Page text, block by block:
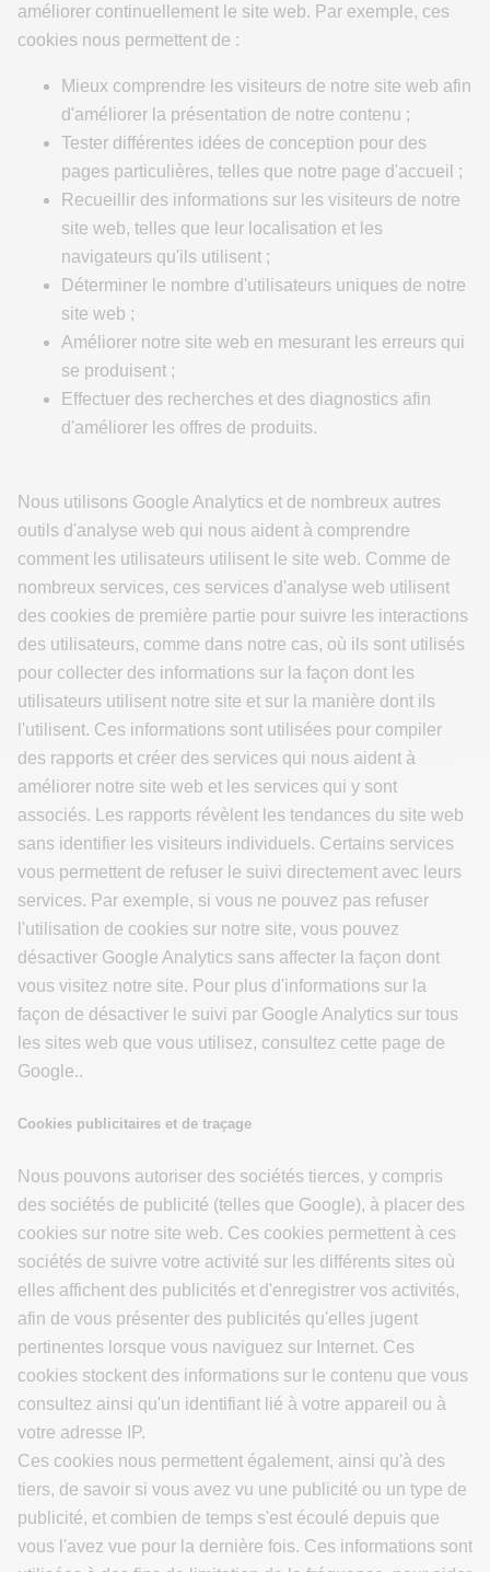
améliorer continuellement le site web. Par exemple, ces
cookies nous permettent de :
Mieux comprendre les visiteurs de notre site web afin
d'améliorer la présentation de notre contenu ;
Tester différentes idées de conception pour des
pages particulières, telles que notre page d'accueil ;
Recueillir des informations sur les visiteurs de notre
site web, telles que leur localisation et les
navigateurs qu'ils utilisent ;
Déterminer le nombre d'utilisateurs uniques de notre
site web ;
Améliorer notre site web en mesurant les erreurs qui
se produisent ;
Effectuer des recherches et des diagnostics afin
d'améliorer les offres de produits.
Nous utilisons Google Analytics et de nombreux autres
outils d'analyse web qui nous aident à comprendre
comment les utilisateurs utilisent le site web. Comme de
nombreux services, ces services d'analyse web utilisent
des cookies de première partie pour suivre les interactions
des utilisateurs, comme dans notre cas, où ils sont utilisés
pour collecter des informations sur la façon dont les
utilisateurs utilisent notre site et sur la manière dont ils
l'utilisent. Ces informations sont utilisées pour compiler
des rapports et créer des services qui nous aident à
améliorer notre site web et les services qui y sont
associés. Les rapports révèlent les tendances du site web
sans identifier les visiteurs individuels. Certains services
vous permettent de refuser le suivi directement avec leurs
services. Par exemple, si vous ne pouvez pas refuser
l'utilisation de cookies sur notre site, vous pouvez
désactiver Google Analytics sans affecter la façon dont
vous visitez notre site. Pour plus d'informations sur la
façon de désactiver le suivi par Google Analytics sur tous
les sites web que vous utilisez, consultez cette page de
Google..
Cookies publicitaires et de traçage
Nous pouvons autoriser des sociétés tierces, y compris
des sociétés de publicité (telles que Google), à placer des
cookies sur notre site web. Ces cookies permettent à ces
sociétés de suivre votre activité sur les différents sites où
elles affichent des publicités et d'enregistrer vos activités,
afin de vous présenter des publicités qu'elles jugent
pertinentes lorsque vous naviguez sur Internet. Ces
cookies stockent des informations sur le contenu que vous
consultez ainsi qu'un identifiant lié à votre appareil ou à
votre adresse IP.
Ces cookies nous permettent également, ainsi qu'à des
tiers, de savoir si vous avez vu une publicité ou un type de
publicité, et combien de temps s'est écoulé depuis que
vous l'avez vue pour la dernière fois. Ces informations sont